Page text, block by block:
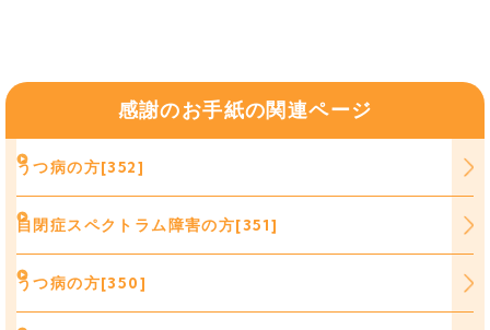
感謝のお手紙の関連ページ
うつ病の方[352]
自閉症スペクトラム障害の方[351]
うつ病の方[350]